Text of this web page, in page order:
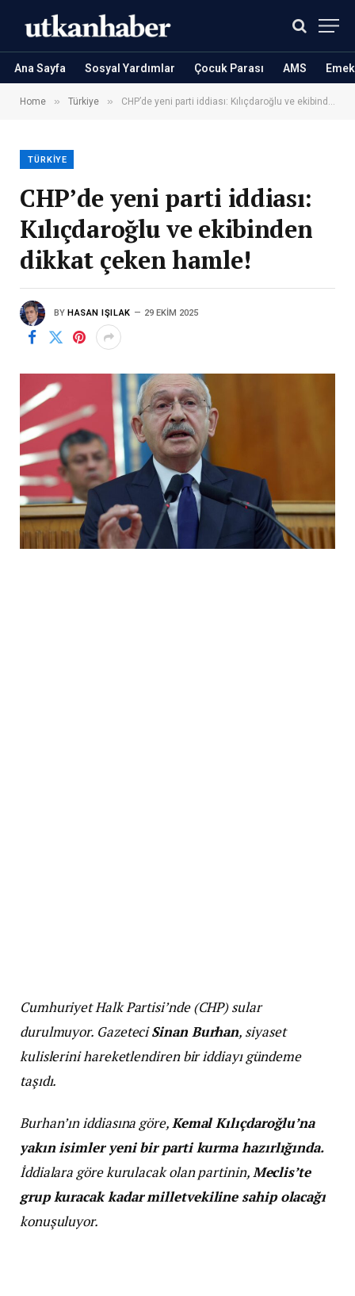
Ana Sayfa Sosyal Yardımlar Çocuk Parası AMS
Home » Türkiye » CHP’de yeni parti iddiası: Kılıçdaroğlu ve ekibinden dikkat çeken hamle!
TÜRKIYE
CHP’de yeni parti iddiası:
Kılıçdaroğlu ve ekibinden
dikkat çeken hamle!
BY HASAN IŞILAK 29 EKIM 2025
Cumhuriyet Halk Partisi’nde (CHP) sular
durulmuyor. GazeteciSinan Burhan, siyaset
kulislerini hareketlendiren bir iddiayı gündeme
taşıdı.
Burhan’ın iddiasına göre,Kemal Kılıçdaroğlu’na
yakın isimler yeni bir parti kurma hazırlığında.
İddialara göre kurulacak olan partinin,Meclis’te
grup kuracak kadar milletvekiline sahip olacağı
konuşuluyor.